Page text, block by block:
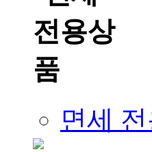
면세